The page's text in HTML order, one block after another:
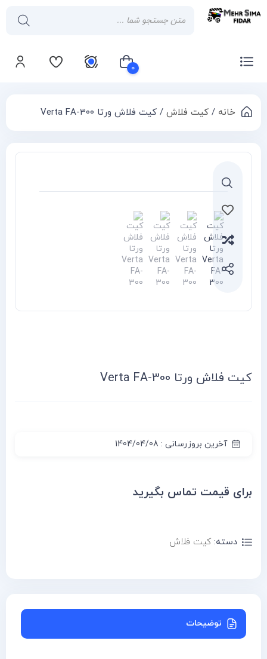
0
سبد خرید شما خالی است خانه / کیت فلاش / کیت فلاش ورتا Verta FA-300
کیت فلاش ورتا Verta FA-300
آخرین بروزرسانی : 1404/04/08
برای قیمت تماس بگیرید
دسته: کیت فلاش
توضیحات